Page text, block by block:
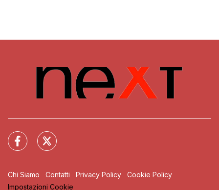
Chi Siamo Contatti Privacy Policy
Cookie Policy
Impostazioni Cookie